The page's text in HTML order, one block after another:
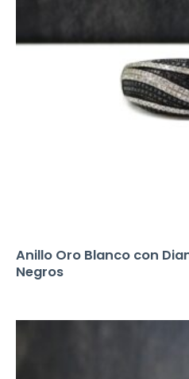
Anillo Oro Blanco con
Negros